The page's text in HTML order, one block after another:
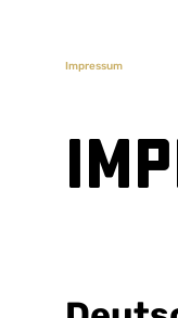
Impressum